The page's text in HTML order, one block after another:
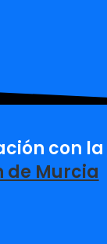
con la
de Murcia